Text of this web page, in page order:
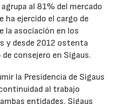
al 81% del mercado
ha ejercido el cargo de
la asociación en los
y desde 2012 ostenta
consejero en Sigaus.
la Presidencia de Sigaus
al trabajo
entidades. Sigaus